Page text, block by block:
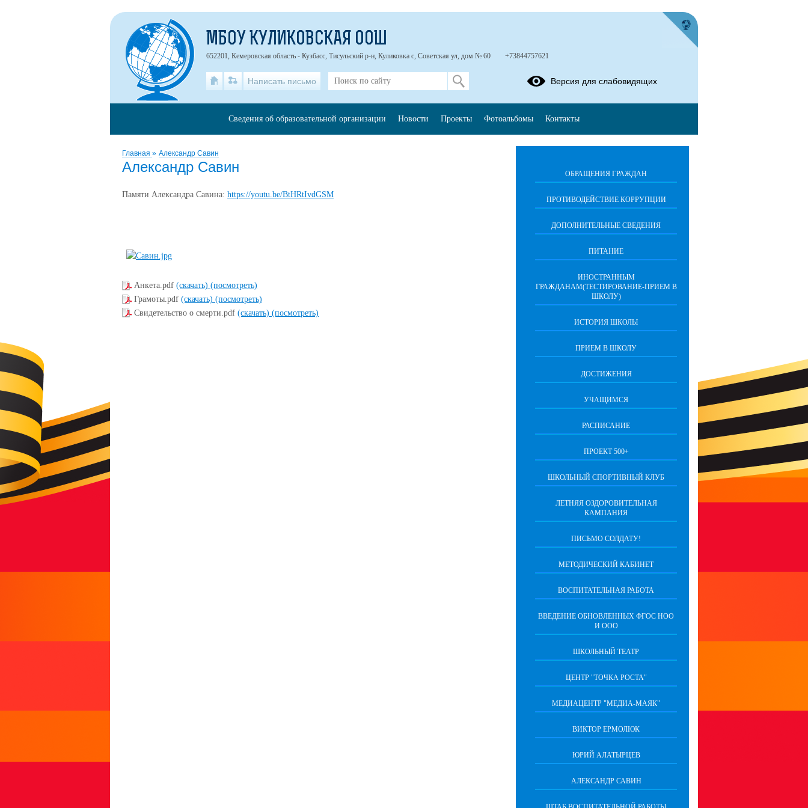
Главная » Александр Савин
Александр Савин
Памяти Александра Савина: https://youtu.be/BtHRtIvdGSM
Анкета.pdf (скачать) (посмотреть)
Грамоты.pdf (скачать) (посмотреть)
Свидетельство о смерти.pdf (скачать) (посмотреть)
ОБРАЩЕНИЯ ГРАЖДАН
ПРОТИВОДЕЙСТВИЕ КОРРУПЦИИ
ДОПОЛНИТЕЛЬНЫЕ СВЕДЕНИЯ
ПИТАНИЕ
ИНОСТРАННЫМ
ГРАЖДАНАМ(ТЕСТИРОВАНИЕ-ПРИЕМ В
ШКОЛУ)
ИСТОРИЯ ШКОЛЫ
ПРИЕМ В ШКОЛУ
ДОСТИЖЕНИЯ
УЧАЩИМСЯ
РАСПИСАНИЕ
ПРОЕКТ 500+
ШКОЛЬНЫЙ СПОРТИВНЫЙ КЛУБ
ЛЕТНЯЯ ОЗДОРОВИТЕЛЬНАЯ
КАМПАНИЯ
ПИСЬМО СОЛДАТУ!
МЕТОДИЧЕСКИЙ КАБИНЕТ
ВОСПИТАТЕЛЬНАЯ РАБОТА
ВВЕДЕНИЕ ОБНОВЛЕННЫХ ФГОС НОО
И ООО
ШКОЛЬНЫЙ ТЕАТР
ЦЕНТР "ТОЧКА РОСТА"
МЕДИАЦЕНТР "МЕДИА-МАЯК"
ВИКТОР ЕРМОЛЮК
ЮРИЙ АЛАТЫРЦЕВ
АЛЕКСАНДР САВИН
МБОУ КУЛИКОВСКАЯ ООШ
652201, Кемеровская область - Кузбасс, Тисульский р-н, Куликовка с, Советская ул, дом № 60 +73844757621
Написать письмо Версия для слабовидящих
Сведения об образовательной организации Новости Проекты Фотоальбомы Контакты